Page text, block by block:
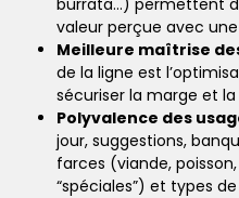
valeur perçue avec
Meilleure maîtrise
de la ligne est
sécuriser la marge et
Polyvalence des
jour, suggestions,
farces (viande,
“spéciales”) et types